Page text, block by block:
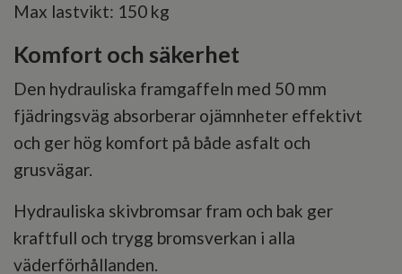
Max lastvikt: 150 kg
Komfort och säkerhet
Den hydrauliska framgaffeln med 50 mm
fjädringsväg absorberar ojämnheter effektivt
och ger hög komfort på både asfalt och
grusvägar.
Hydrauliska skivbromsar fram och bak ger
kraftfull och trygg bromsverkan i alla
väderförhållanden.